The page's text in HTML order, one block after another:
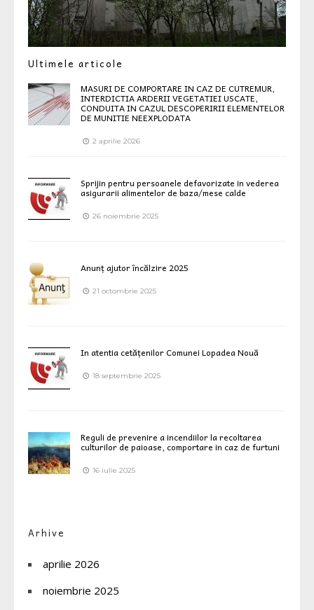
Ultimele articole
MASURI DE COMPORTARE IN CAZ DE CUTREMUR,
INTERDICTIA ARDERII VEGETATIEI USCATE,
CONDUITA IN CAZUL DESCOPERIRII ELEMENTELOR
DE MUNITIE NEEXPLODATA
2 aprilie 2026
Sprijin pentru persoanele defavorizate in vederea
asigurarii alimentelor de baza/mese calde
26 noiembrie 2025
Anunț ajutor încălzire 2025
21 octombrie 2025
In atentia cetățenilor Comunei Lopadea Nouă
18 septembrie 2025
Reguli de prevenire a incendiilor la recoltarea
culturilor de paioase, comportare in caz de furtuni
16 iulie 2025
Arhive
aprilie 2026
noiembrie 2025